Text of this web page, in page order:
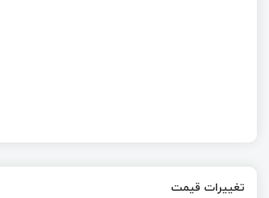
تغییرات قیمت